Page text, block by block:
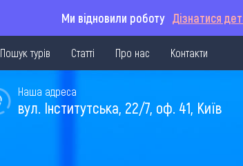
Ми відновили роботу Дізнатися
Пошук турів Статті Про нас Контакти
Наша адреса
вул. Інститутська, 22/7, оф. 41, Київ